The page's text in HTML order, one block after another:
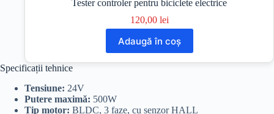
Tester controler pentru biciclete electrice
120,00 lei
Adaugă în coș
Specificații tehnice
Tensiune: 24V
Putere maximă: 500W
Tip motor: BLDC, 3 faze, cu senzor HALL